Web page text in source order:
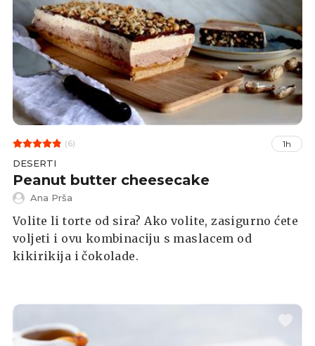
(6) 1h
DESERTI
Peanut butter cheesecake
Ana Prša
Volite li torte od sira? Ako volite, zasigurno ćete
voljeti i ovu kombinaciju s maslacem od
kikirikija i čokolade.